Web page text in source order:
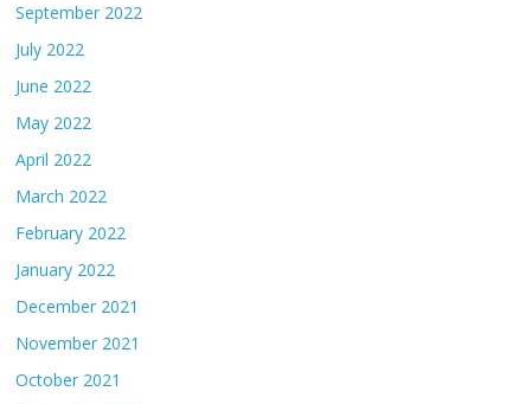
September 2022
July 2022
June 2022
May 2022
April 2022
March 2022
February 2022
January 2022
December 2021
November 2021
October 2021